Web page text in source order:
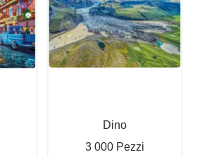
Dino
3 000 Pezzi